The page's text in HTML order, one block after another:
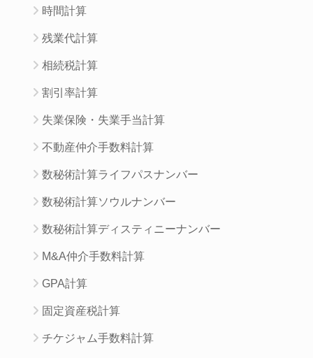
時間計算
残業代計算
相続税計算
割引率計算
失業保険・失業手当計算
不動産仲介手数料計算
数秘術計算ライフパスナンバー
数秘術計算ソウルナンバー
数秘術計算ディスティニーナンバー
M&A仲介手数料計算
GPA計算
固定資産税計算
チケジャム手数料計算